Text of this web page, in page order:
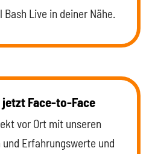
Live in deiner Nähe.
jetzt Face-to-Face
vor Ort mit unseren
und Erfahrungswerte und